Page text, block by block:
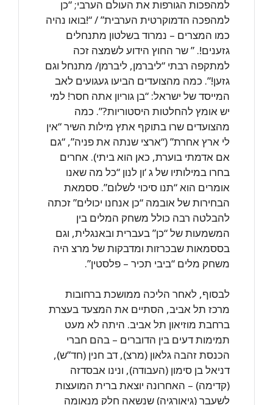
למהפכות הגורפות את העולם הערבי; “כן
למהפכה הדמוקרטית הערבית” / “!בואו נהיה
כמו המצרים – נמרוד בשלטון מתנחלים
גזענים!. ” שר החוץ הידוע לשמצה זכה
למתקפה רבתי “ליברמן, ליברמן/ מתנחל וגם
גזען!”. כמה מהצועדים הביעו געגועים לאב
המייסד של ישראל: “בן גוריון אתה חסר! למי
יש אומץ להחלטות היסטוריות?”. כמה
מהצועדים שרו בתוקף אתץ מילות השיר “אין
לי ארץ אחרת” (“ארצי שנתה את פניה”, “גם
אם אדמתי בוערת, כאן הוא ביתי). אחרים
בחרו במילותיו של ג ‘ון לנון “כל מה שאנו
אומרים הוא “תנו סיכוי לשלום”. ססמאת
הבחירות של אובמה “כן אנחנו יכולים” זכתה
להבלטה רבה כולל משחק המלים בין
המשמעות של “כן” בעברית ובאנגלית, וגם
בססמאות שבכרזות ומדבקות של מרצ היה
משחק מלים “ביבי תכיר – פלסטין”.
לבסוף, לאחר הליכה ממושכת ברחובות
מרכז תל אביב, הסתיים את המצעד בעצרת
ברחבת מוזיאון תל אביב. היתה לא מעט
תמימות דעים בין הדוברים – בהם חברי
הכנסת זהבה גלאון (מרצ), דב חנין (חד”ש),
דניאל בן סימון (העבודה), ונינו אבסדזה
(קדימה) – האחרונה יוצאת ברית המועצות
לשעבר (גיאורגיה) שנשאה חלק מנאומה